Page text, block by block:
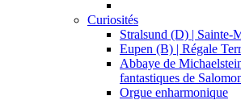
Curiosités
Stralsund (D) | Sainte-
Eupen (B) | Régale
Abbaye de
fantastiques de
Orgue enharmonique